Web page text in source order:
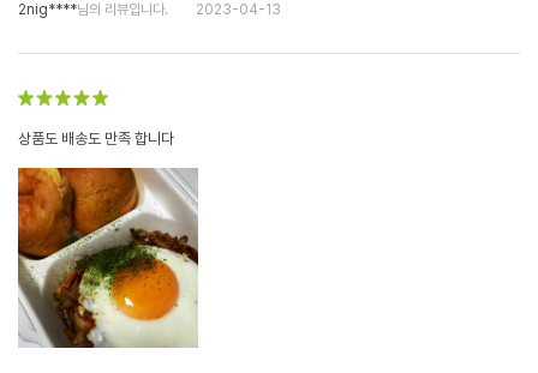
2nig****님의 리뷰입니다. 2023-04-13
상품도 배송도 만족 합니다